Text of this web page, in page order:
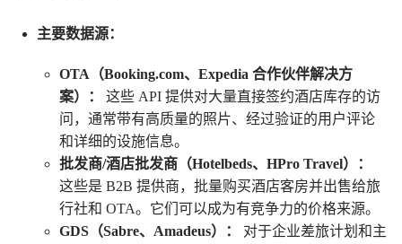
主要数据源：
OTA（Booking.com、Expedia 合作伙伴解决方
案）：
这些 API 提供对大量直接签约酒店库存的访
问，通常带有高质量的照片、经过验证的用户评论
和详细的设施信息。
批发商/酒店批发商（Hotelbeds、HPro Travel）：
这些是 B2B 提供商，批量购买酒店客房并出售给旅
行社和 OTA。它们可以成为有竞争力的价格来源。
GDS（Sabre、Amadeus）：
对于企业差旅计划和主